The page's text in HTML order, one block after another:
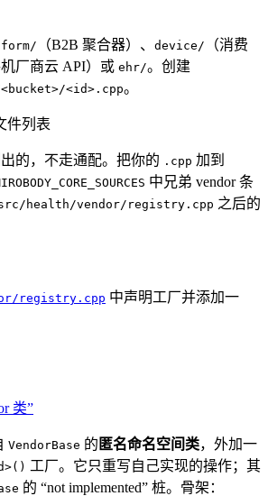
（B2B 聚合器）、 device/
（消费
机厂商云 API）或 ehr/。创建
<id>.cpp。
件列表
的，不走通配。把你的 .cpp 加到
中兄弟 vendor 条
health/vendor/registry.cpp 之后的
registry.cpp 中声明工厂并添加一
类”
VendorBase 的 匿名命名空间类，外加一
工厂。它只重写自己实现的操作；其
的 “not implemented” 桩。骨架：